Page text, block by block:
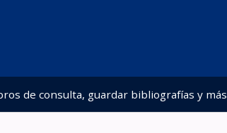
de consulta, guardar bibliografías y más